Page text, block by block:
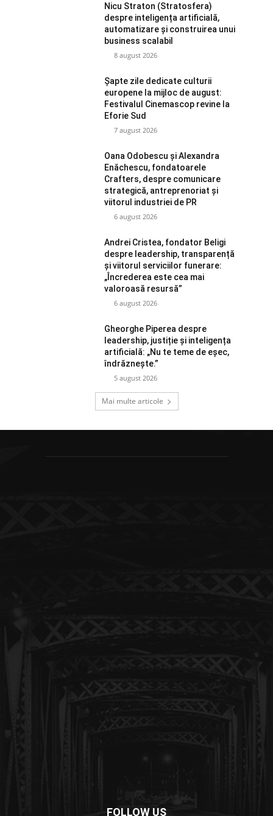
Nicu Straton (Stratosfera)
despre inteligența artificială,
automatizare și construirea unui
business scalabil
8 august 2026
Șapte zile dedicate culturii
europene la mijloc de august:
Festivalul Cinemascop revine la
Eforie Sud
7 august 2026
Oana Odobescu și Alexandra
Enăchescu, fondatoarele
Crafters, despre comunicare
strategică, antreprenoriat și
viitorul industriei de PR
6 august 2026
Andrei Cristea, fondator Beligi
despre leadership, transparență
și viitorul serviciilor funerare:
„Încrederea este cea mai
valoroasă resursă”
6 august 2026
Gheorghe Piperea despre
leadership, justiție și inteligența
artificială: „Nu te teme de eșec,
îndrăznește.”
5 august 2026
Mai multe articole
FOLLOW US